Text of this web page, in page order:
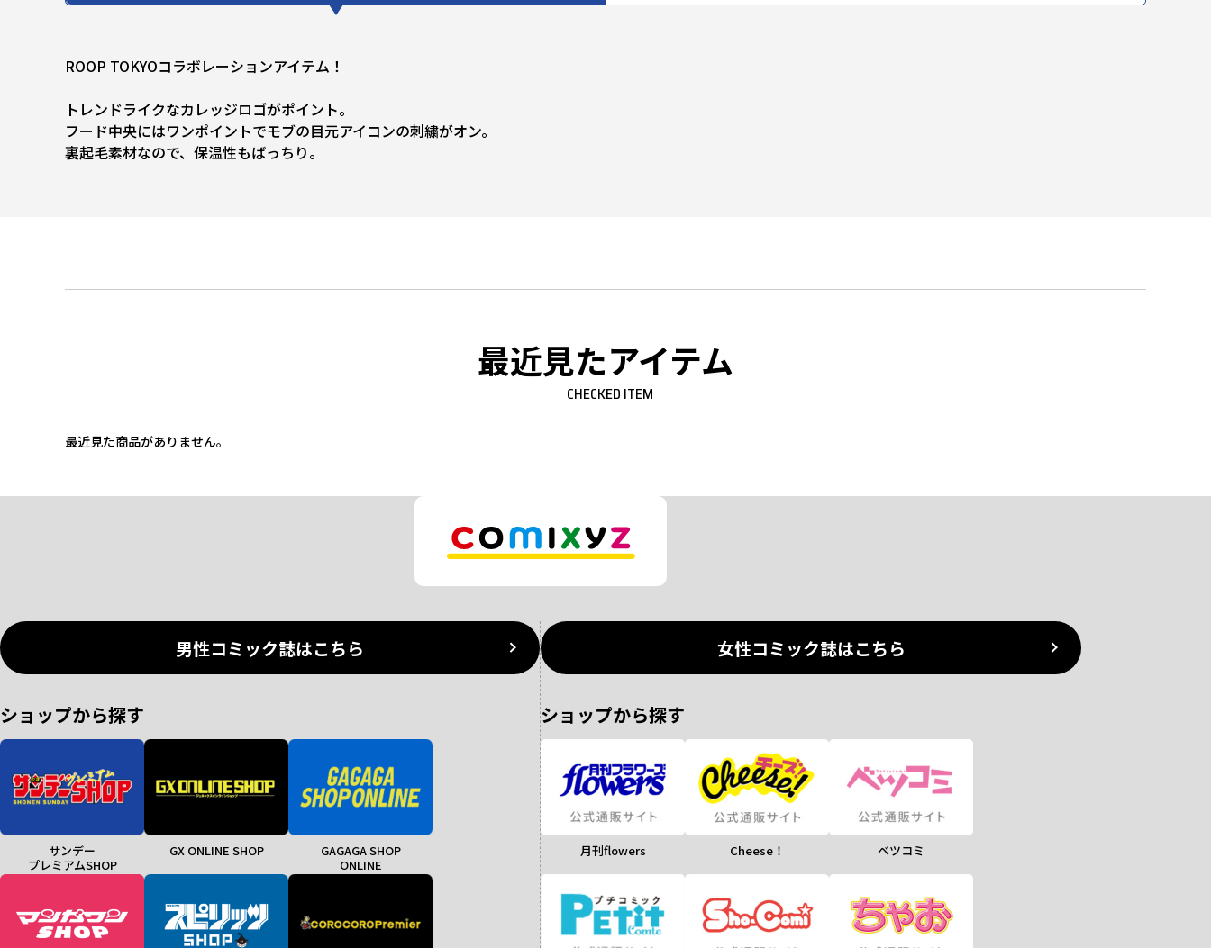
ROOP TOKYOコラボレーションアイテム！
トレンドライクなカレッジロゴがポイント。
フード中央にはワンポイントでモブの目元アイコンの刺繍がオン。
裏起毛素材なので、保温性もばっちり。
最近見たアイテム
CHECKED ITEM
最近見た商品がありません。
男性コミック誌はこちら
ショップから探す
サンデー
プレミアムSHOP
GX ONLINE SHOP
GAGAGA SHOP
ONLINE
女性コミック誌はこちら
ショップから探す
月刊flowers Cheese！ ベツコミ